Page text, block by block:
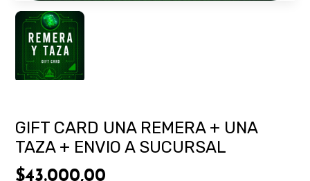
GIFT CARD UNA REMERA + UNA
TAZA + ENVIO A SUCURSAL
$43.000,00